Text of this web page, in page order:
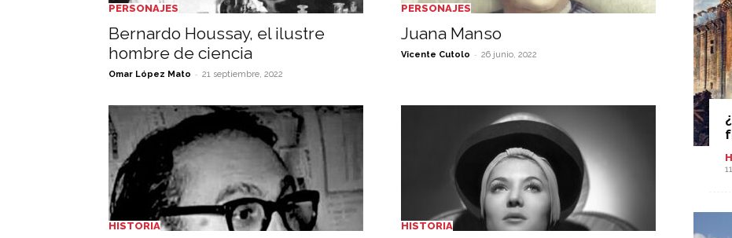
PERSONAJES
Bernardo Houssay, el ilustre
hombre de ciencia
Omar López Mato - 21 septiembre, 2022
PERSONAJES
Juana Manso
Vicente Cutolo - 26 junio, 2022
HISTORIA HISTORIA